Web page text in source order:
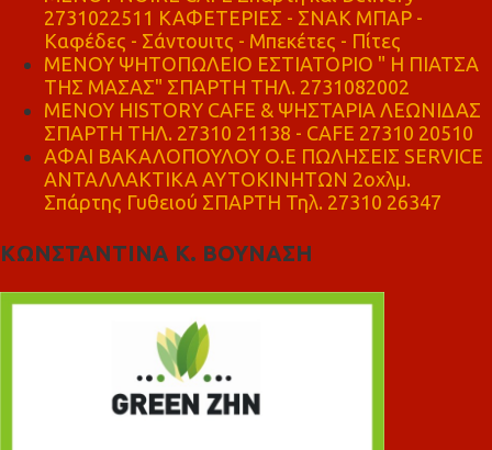
2731022511 ΚΑΦΕΤΕΡΙΕΣ - ΣΝΑΚ ΜΠΑΡ -
Καφέδες - Σάντουιτς - Μπεκέτες - Πίτες
ΜΕΝΟΥ ΨΗΤΟΠΩΛΕΙΟ ΕΣΤΙΑΤΟΡΙΟ " Η ΠΙΑΤΣΑ
ΤΗΣ ΜΑΣΑΣ" ΣΠΑΡΤΗ ΤΗΛ. 2731082002
ΜΕΝΟΥ HISTORY CAFE & ΨΗΣΤΑΡΙΑ ΛΕΩΝΙΔΑΣ
ΣΠΑΡΤΗ ΤΗΛ. 27310 21138 - CAFE 27310 20510
ΑΦΑΙ ΒΑΚΑΛΟΠΟΥΛΟΥ Ο.Ε ΠΩΛΗΣΕΙΣ SERVICE
ΑΝΤΑΛΛΑΚΤΙΚΑ ΑΥΤΟΚΙΝΗΤΩΝ 2οχλμ.
Σπάρτης Γυθειού ΣΠΑΡΤΗ Τηλ. 27310 26347
ΚΩΝΣΤΑΝΤΙΝΑ Κ. ΒΟΥΝΑΣΗ